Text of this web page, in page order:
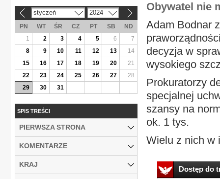
Obywatel nie
Adam Bodnar
decyzja w
wysokiego
Prokuratorzy
specjalnej
szansy na
ok. 1 tys.
Wielu z nich w
Dostęp do
styczeń 2024
PN WT ŚR CZ PT SB
ND
1
2 3 4 5 6
7
8
9 10 11 12 13
14
15
16 17 18 19 20
21
22
23 24 25 26 27
28
29
30 31
SPIS TREŚCI
PIERWSZA STRONA
KOMENTARZE
KRAJ